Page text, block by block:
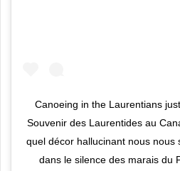
Canoeing in the Laurentians
Souvenir des Laurentides au
quel décor hallucinant nous nous
dans le silence des marais du